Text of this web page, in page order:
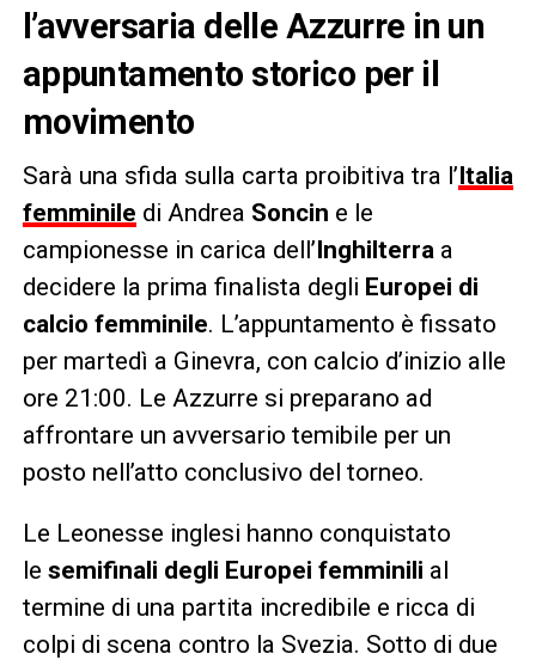
l’avversaria delle Azzurre in un
appuntamento storico per il
movimento
Sarà una sfida sulla carta proibitiva tra l’Italia
femminile di Andrea Soncin e le
campionesse in carica dell’Inghilterraa
decidere la prima finalista degli Europei di
calcio femminile. L’appuntamento è fissato
per martedì a Ginevra, con calcio d’inizio alle
ore 21:00. Le Azzurre si preparano ad
affrontare un avversario temibile per un
posto nell’atto conclusivo del torneo.
Le Leonesse inglesi hanno conquistato
le semifinali degli Europei femminili al
termine di una partita incredibile e ricca di
colpi di scena contro la Svezia. Sotto di due